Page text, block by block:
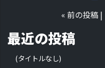
« 前の投稿|
最近の投稿
(タイトルなし)